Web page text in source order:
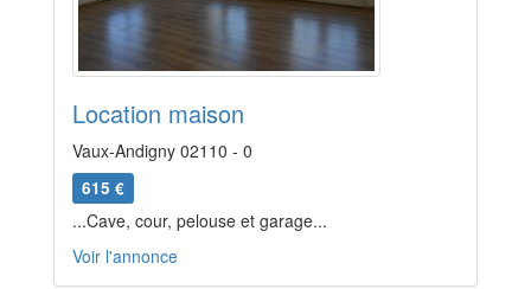
Location maison
Vaux-Andigny 02110 - 0
615 €
...Cave, cour, pelouse et garage...
Voir l'annonce